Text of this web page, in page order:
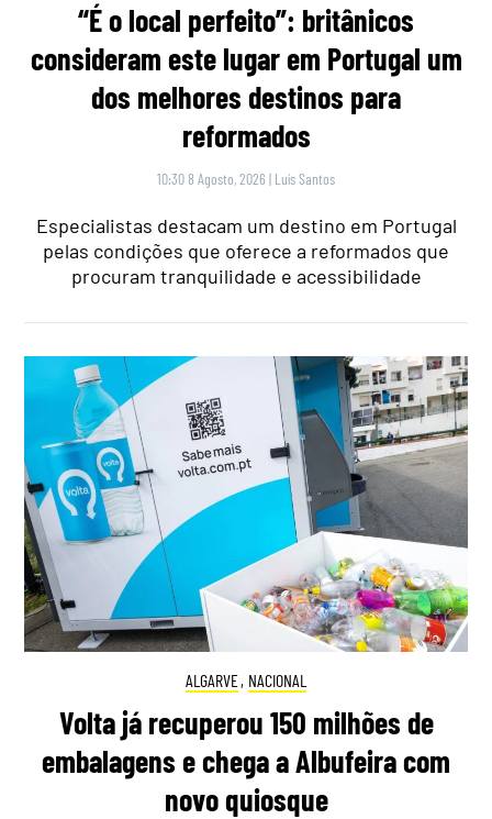
“É o local perfeito”: britânicos
consideram este lugar em Portugal um
dos melhores destinos para
reformados
10:30 8 Agosto, 2026 | Luís Santos
Especialistas destacam um destino em Portugal
pelas condições que oferece a reformados que
procuram tranquilidade e acessibilidade
ALGARVE, NACIONAL
Volta já recuperou 150 milhões de
embalagens e chega a Albufeira com
novo quiosque